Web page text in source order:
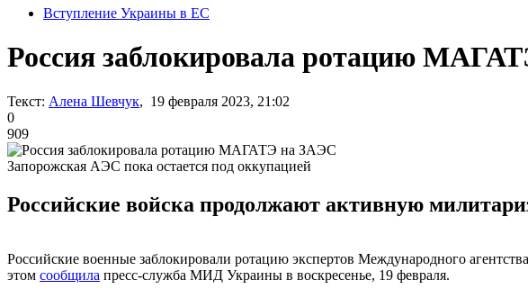
Вступление Украины в ЕС
Россия заблокировала ротацию
Текст: Алена Шевчук, 19 февраля 2023, 21:02
0
909
Запорожская АЭС пока остается под оккупацией
Российские войска продолжают активную
Российские военные заблокировали ротацию экспертов Международного
этом сообщила пресс-служба МИД Украины в воскресенье, 19 февраля.